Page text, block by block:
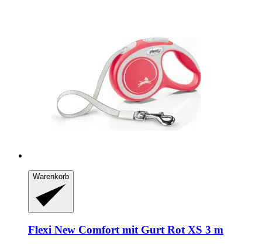
Warenkorb
Flexi New Comfort mit Gurt Rot XS 3 m